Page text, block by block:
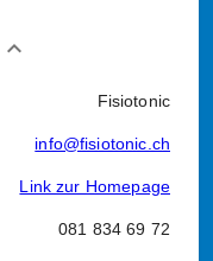
expand_less
Fisiotonic
info@fisiotonic.ch
Link zur Homepage
081 834 69 72